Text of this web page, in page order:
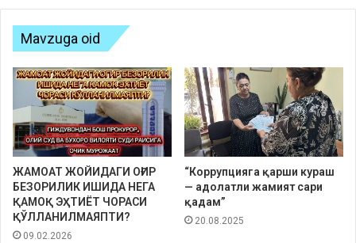
Mavzuga oid
ЖАМОАТ ЖОЙИДАГИ ОҒИР
БЕЗОРИЛИК ИШИДА НЕГА
ҚАМОҚ ЭҲТИЁТ ЧОРАСИ
ҚЎЛЛАНИЛМАЯПТИ?
09.02.2026
“Коррупцияга қарши кураш
— адолатли жамият сари
қадам”
20.08.2025